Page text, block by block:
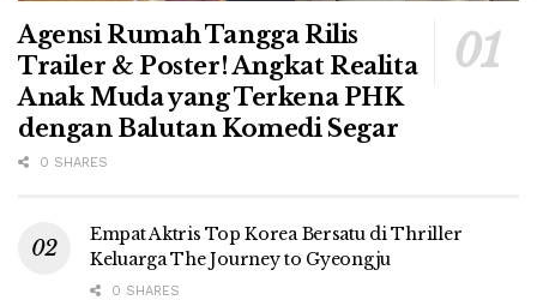
Agensi Rumah Tangga Rilis
Trailer & Poster! Angkat Realita
Anak Muda yang Terkena PHK
dengan Balutan Komedi Segar
0 SHARES
Empat Aktris Top Korea Bersatu di Thriller
Keluarga The Journey to Gyeongju
0 SHARES